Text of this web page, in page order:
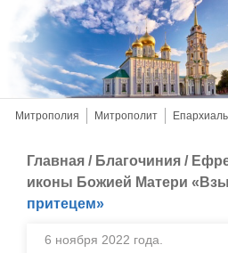
Митрополия Митрополит
Главная / Благочиния /
иконы Божией Матери
притецем»
6 ноября 2022 года.